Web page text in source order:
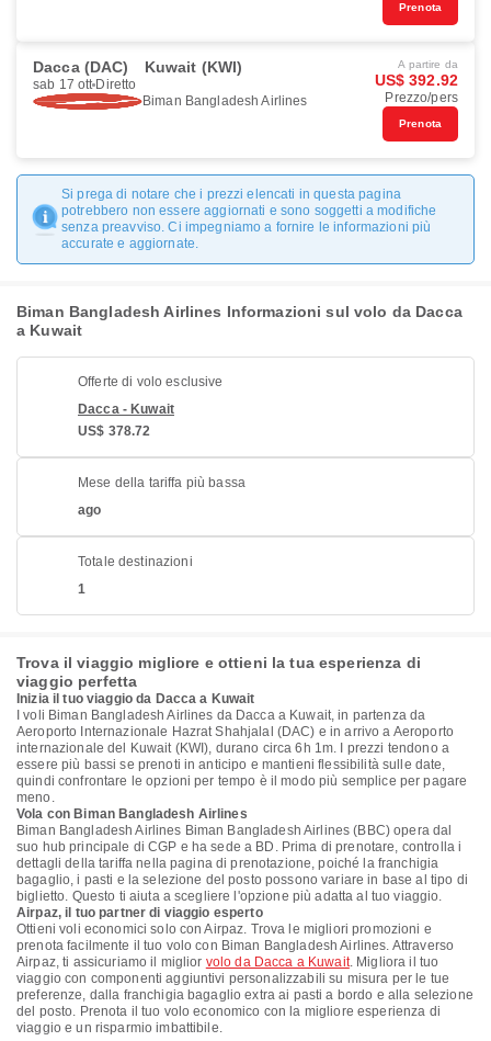
Prenota
Dacca (DAC) Kuwait (KWI)
sab 17 ott Diretto
Biman Bangladesh Airlines
A partire da
US$ 392.92
Prezzo/pers
Prenota
Si prega di notare che i prezzi elencati in questa pagina
potrebbero non essere aggiornati e sono soggetti a modifiche
senza preavviso. Ci impegniamo a fornire le informazioni più
accurate e aggiornate.
Biman Bangladesh Airlines Informazioni sul volo da Dacca
a Kuwait
Offerte di volo esclusive
Dacca - Kuwait
US$ 378.72
Mese della tariffa più bassa
ago
Totale destinazioni
1
Trova il viaggio migliore e ottieni la tua esperienza di
viaggio perfetta
Inizia il tuo viaggio da Dacca a Kuwait
I voli Biman Bangladesh Airlines da Dacca a Kuwait, in partenza da
Aeroporto Internazionale Hazrat Shahjalal (DAC) e in arrivo a Aeroporto
internazionale del Kuwait (KWI), durano circa 6h 1m. I prezzi tendono a
essere più bassi se prenoti in anticipo e mantieni flessibilità sulle date,
quindi confrontare le opzioni per tempo è il modo più semplice per pagare
meno.
Vola con Biman Bangladesh Airlines
Biman Bangladesh Airlines Biman Bangladesh Airlines (BBC) opera dal
suo hub principale di CGP e ha sede a BD. Prima di prenotare, controlla i
dettagli della tariffa nella pagina di prenotazione, poiché la franchigia
bagaglio, i pasti e la selezione del posto possono variare in base al tipo di
biglietto. Questo ti aiuta a scegliere l'opzione più adatta al tuo viaggio.
Airpaz, il tuo partner di viaggio esperto
Ottieni voli economici solo con Airpaz. Trova le migliori promozioni e
prenota facilmente il tuo volo con Biman Bangladesh Airlines. Attraverso
Airpaz, ti assicuriamo il miglior volo da Dacca a Kuwait. Migliora il tuo
viaggio con componenti aggiuntivi personalizzabili su misura per le tue
preferenze, dalla franchigia bagaglio extra ai pasti a bordo e alla selezione
del posto. Prenota il tuo volo economico con la migliore esperienza di
viaggio e un risparmio imbattibile.